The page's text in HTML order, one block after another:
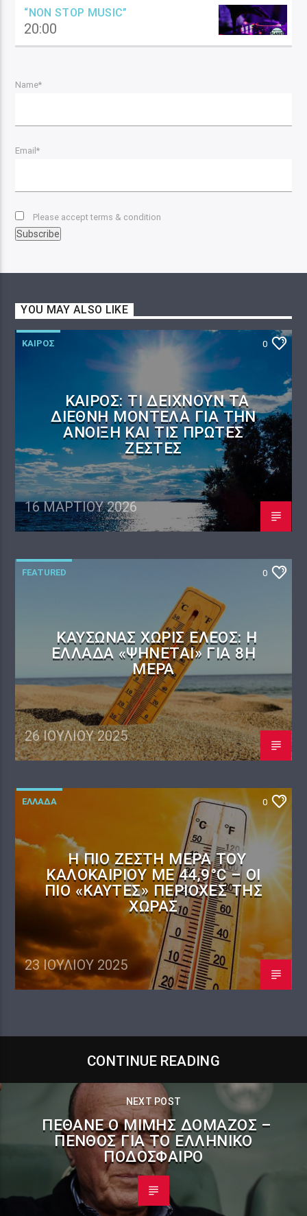
“NON STOP MUSIC”
20:00
Name*
Email*
Please accept terms & condition
YOU MAY ALSO LIKE
ΚΑΙΡΟΣ 0
ΚΑΙΡΌΣ: ΤΙ ΔΕΊΧΝΟΥΝ ΤΑ
ΔΙΕΘΝΉ ΜΟΝΤΈΛΑ ΓΙΑ ΤΗΝ
ΆΝΟΙΞΗ ΚΑΙ ΤΙΣ ΠΡΏΤΕΣ
ΖΈΣΤΕΣ
16 ΜΑΡΤΊΟΥ 2026
FEATURED 0
ΚΑΎΣΩΝΑΣ ΧΩΡΊΣ ΈΛΕΟΣ: Η
ΕΛΛΆΔΑ «ΨΉΝΕΤΑΙ» ΓΙΑ 8Η
ΜΈΡΑ
26 ΙΟΥΛΊΟΥ 2025
ΕΛΛΑΔΑ 0
Η ΠΙΟ ΖΕΣΤΉ ΜΈΡΑ ΤΟΥ
ΚΑΛΟΚΑΙΡΙΟΎ ΜΕ 44,9°C – ΟΙ
ΠΙΟ «ΚΑΥΤΈΣ» ΠΕΡΙΟΧΈΣ ΤΗΣ
ΧΏΡΑΣ
23 ΙΟΥΛΊΟΥ 2025
CONTINUE READING
NEXT POST
ΠΈΘΑΝΕ Ο ΜΊΜΗΣ ΔΟΜΆΖΟΣ –
ΠΈΝΘΟΣ ΓΙΑ ΤΟ ΕΛΛΗΝΙΚΌ
ΠΟΔΌΣΦΑΙΡΟ